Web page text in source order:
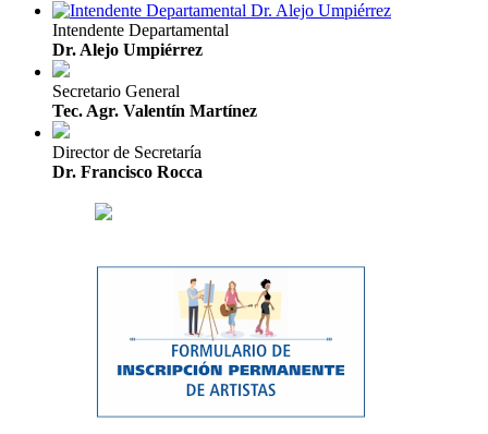
Intendente Departamental
Dr. Alejo Umpiérrez
Secretario General
Tec. Agr. Valentín Martínez
Director de Secretaría
Dr. Francisco Rocca